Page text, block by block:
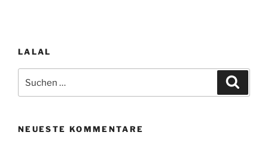
LALAL
nach:
NEUESTE KOMMENTARE